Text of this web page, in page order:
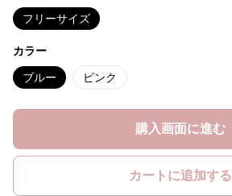
フリーサイズ
カラー
ブルー ピンク
購入画面に進む
カートに追加する